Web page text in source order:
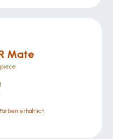
Mate
erhältlich